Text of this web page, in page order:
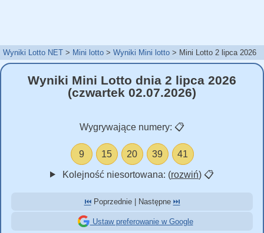
Wyniki Lotto NET Mini lotto Wyniki Mini lotto Mini Lotto 2 lipca 2026
Wyniki Mini Lotto dnia 2 lipca 2026
(czwartek 02.07.2026)
Wygrywające numery: 📋
9 15 20 39 41
Kolejność niesortowana: (rozwiń) 📋
⏮️Poprzednie | Następne ⏭️
Ustaw preferowanie w Google